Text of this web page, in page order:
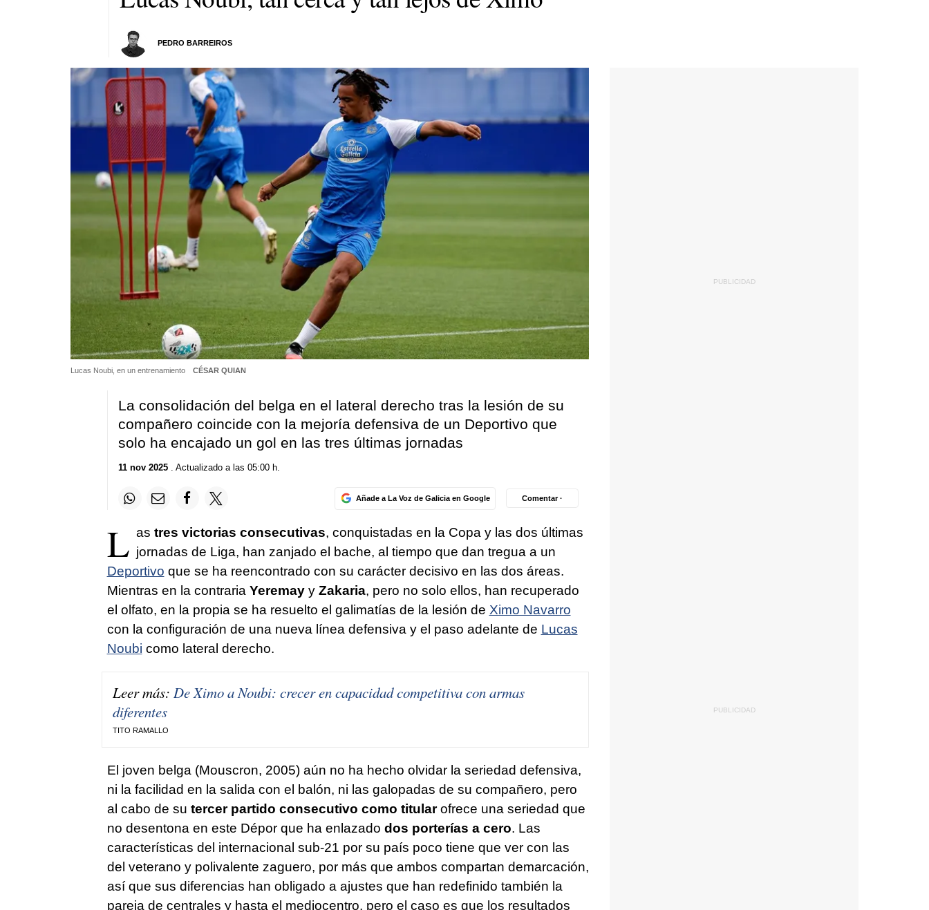
PEDRO BARREIROS
Lucas Noubi, en un entrenamiento CÉSAR QUIAN
La consolidación del belga en el lateral derecho tras la lesión de su
compañero coincide con la mejoría defensiva de un Deportivo que
solo ha encajado un gol en las tres últimas jornadas
11 nov 2025. Actualizado a las 05:00 h.
Añade a La Voz de Galicia en Google Comentar ·
L as tres victorias consecutivas, conquistadas en la Copa y las dos últimas
jornadas de Liga, han zanjado el bache, al tiempo que dan tregua a un
Deportivo que se ha reencontrado con su carácter decisivo en las dos áreas.
Mientras en la contraria Yeremayy Zakaria, pero no solo ellos, han recuperado
el olfato, en la propia se ha resuelto el galimatías de la lesión de Ximo Navarro
con la configuración de una nueva línea defensiva y el paso adelante de Lucas
Noubi como lateral derecho.
Leer más: De Ximo a Noubi: crecer en capacidad competitiva con armas
diferentes
TITO RAMALLO
El joven belga (Mouscron, 2005) aún no ha hecho olvidar la seriedad defensiva,
ni la facilidad en la salida con el balón, ni las galopadas de su compañero, pero
al cabo de su tercer partido consecutivo como titularofrece una seriedad que
no desentona en este Dépor que ha enlazado dos porterías a cero. Las
características del internacional sub-21 por su país poco tiene que ver con las
del veterano y polivalente zaguero, por más que ambos compartan demarcación,
así que sus diferencias han obligado a ajustes que han redefinido también la
pareja de centrales y hasta el mediocentro, pero el caso es que los resultados